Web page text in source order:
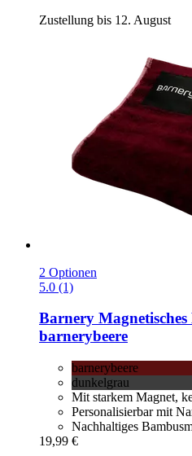
Zustellung bis 12. August
2 Optionen
5.0 (1)
Barnery
barnerybeere
barnerybeere
dunkelgrau
Mit starkem Magnet,
Personalisierbar mit
Nachhaltiges
19,99 €